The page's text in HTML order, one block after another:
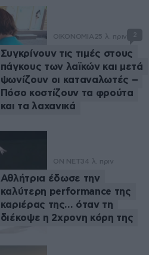
ΟΙΚΟΝΟΜΙΑ 25 λ. πριν 2
Συγκρίνουν τις τιμές στους
πάγκους των λαϊκών και μετά
ψωνίζουν οι καταναλωτές –
Πόσο κοστίζουν τα φρούτα
και τα λαχανικά
ON NET34 λ. πριν
Αθλήτρια έδωσε την
καλύτερη performance της
καριέρας της… όταν τη
διέκοψε η 2χρονη κόρη της